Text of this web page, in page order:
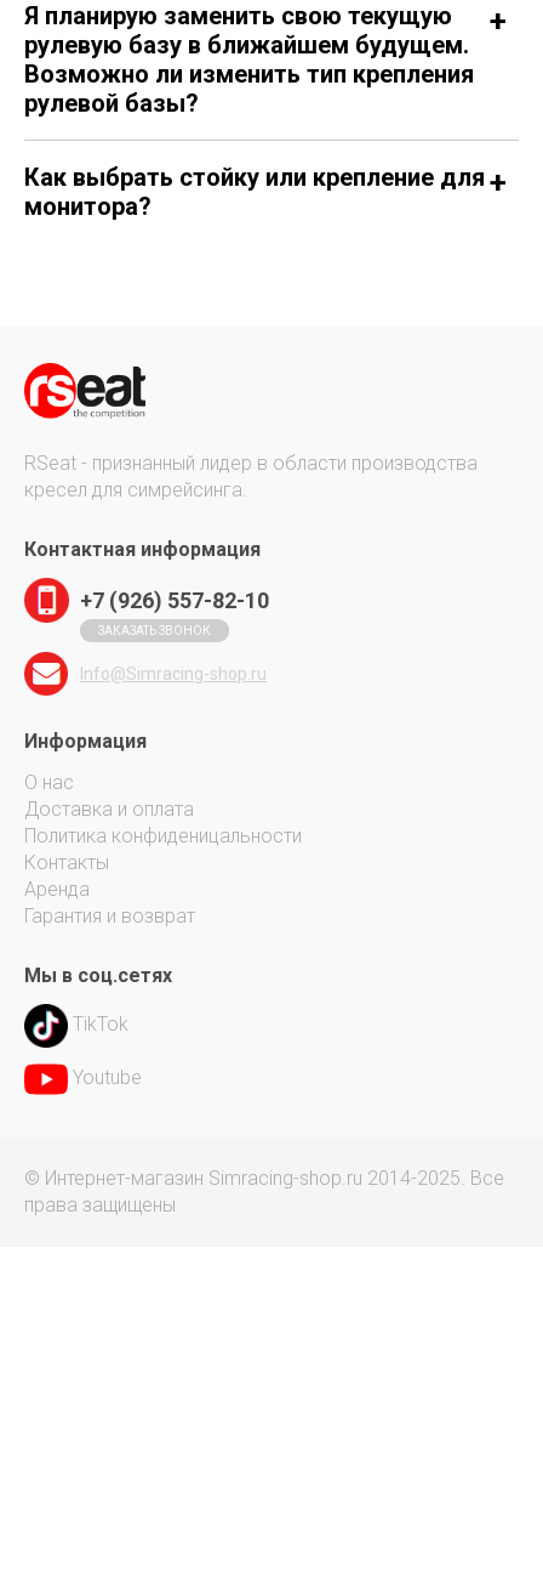
Я планирую заменить свою текущую
рулевую базу в ближайшем будущем.
Возможно ли изменить тип крепления
рулевой базы?
Как выбрать стойку или крепление для
монитора?
RSeat - признанный лидер в области производства
кресел для симрейсинга.
Контактная информация
+7 (926) 557-82-10
ЗАКАЗАТЬ ЗВОНОК
Info@Simracing-shop.ru
Информация
О нас
Доставка и оплата
Политика конфиденицальности
Контакты
Аренда
Гарантия и возврат
Мы в соц.сетях
TikTok
Youtube
© Интернет-магазин Simracing-shop.ru 2014-2025. Все
права защищены